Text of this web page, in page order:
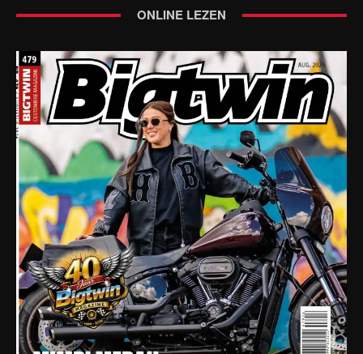
ONLINE LEZEN